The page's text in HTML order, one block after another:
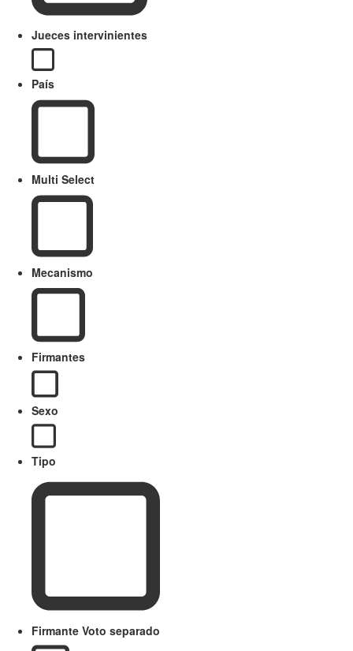
Jueces intervinientes
País
Multi Select
Mecanismo
Firmantes
Sexo
Tipo
Firmante Voto separado